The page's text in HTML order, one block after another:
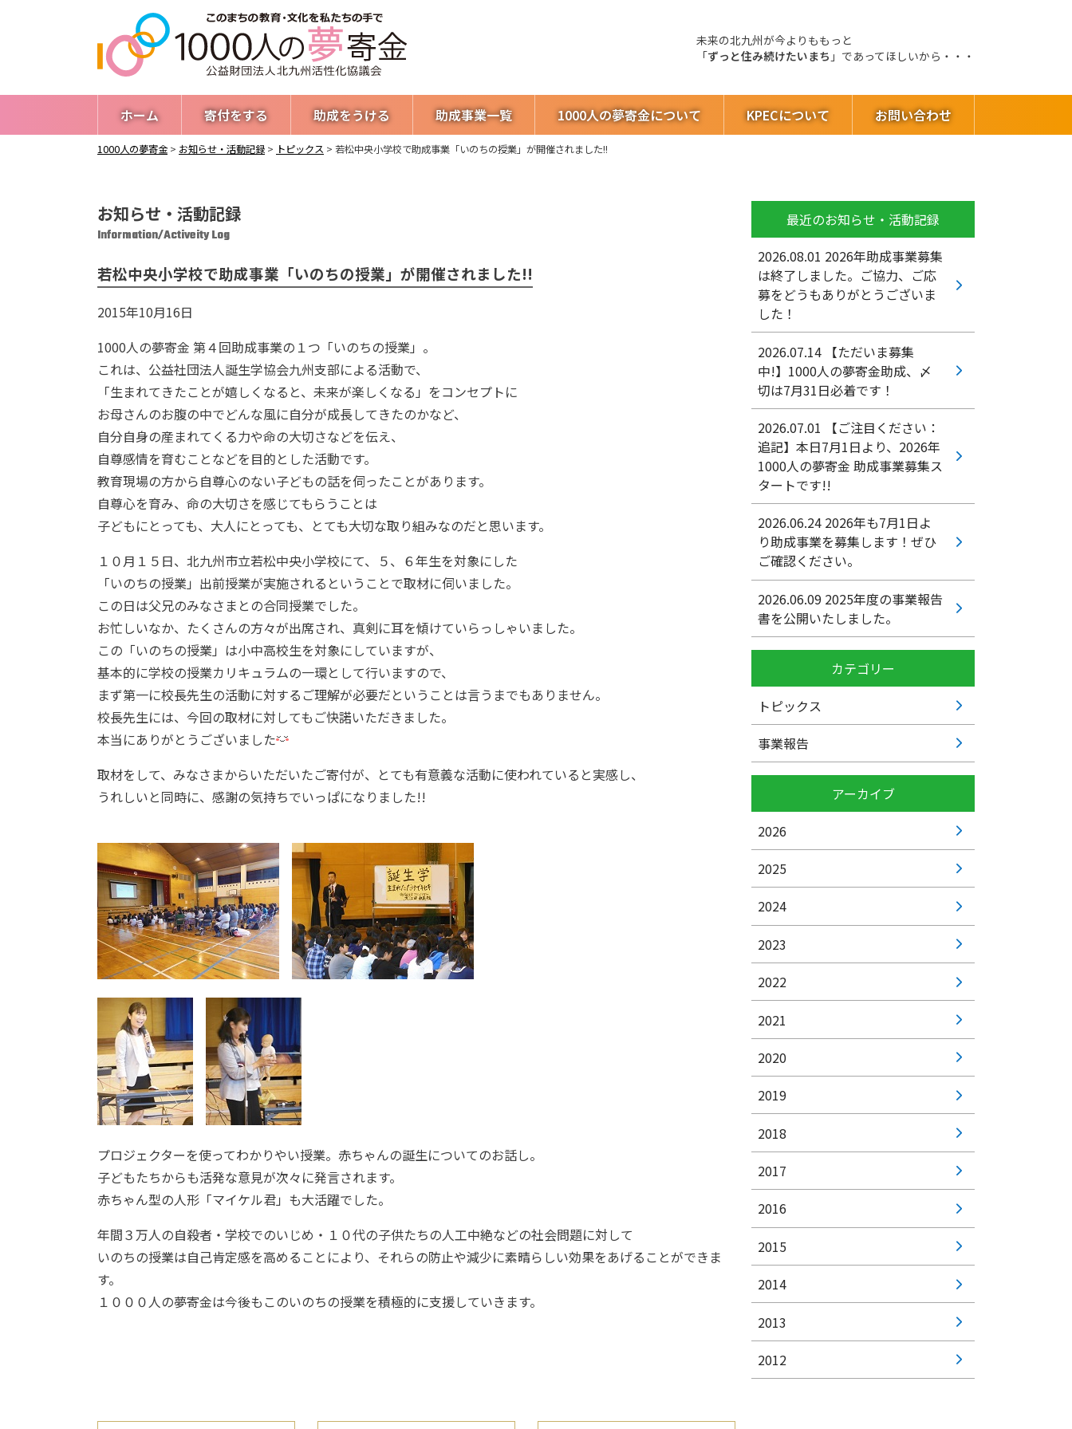
未来の北九州が今よりももっと
「ずっと住み続けたいまち 」であってほしいから・・・
ホーム 寄付をする 助成をうける 助成事業一覧 1000人の夢寄金について KPECについて お問い合わせ
1000人の夢寄金 > お知らせ・活動記録 > トピックス > 若松中央小学校で助成事業「いのちの授業」が開催されました!!
お知らせ・活動記録
Information/Activeity Log
若松中央小学校で助成事業「いのちの授業」が開催されました!!
2015年10月16日
1000人の夢寄金 第４回助成事業の１つ「いのちの授業」。
これは、公益社団法人誕生学協会九州支部による活動で、
「生まれてきたことが嬉しくなると、未来が楽しくなる」をコンセプトに
お母さんのお腹の中でどんな風に自分が成長してきたのかなど、
自分自身の産まれてくる力や命の大切さなどを伝え、
自尊感情を育むことなどを目的とした活動です。
教育現場の方から自尊心のない子どもの話を伺ったことがあります。
自尊心を育み、命の大切さを感じてもらうことは
子どもにとっても、大人にとっても、とても大切な取り組みなのだと思います。
１０月１５日、北九州市立若松中央小学校にて、５、６年生を対象にした
「いのちの授業」出前授業が実施されるということで取材に伺いました。
この日は父兄のみなさまとの合同授業でした。
お忙しいなか、たくさんの方々が出席され、真剣に耳を傾けていらっしゃいました。
この「いのちの授業」は小中高校生を対象にしていますが、
基本的に学校の授業カリキュラムの一環として行いますので、
まず第一に校長先生の活動に対するご理解が必要だということは言うまでもありません。
校長先生には、今回の取材に対してもご快諾いただきました。
本当にありがとうございました
取材をして、みなさまからいただいたご寄付が、とても有意義な活動に使われていると実感し、
うれしいと同時に、感謝の気持ちでいっぱになりました!!
プロジェクターを使ってわかりやい授業。赤ちゃんの誕生についてのお話し。
子どもたちからも活発な意見が次々に発言されます。
赤ちゃん型の人形「マイケル君」も大活躍でした。
年間３万人の自殺者・学校でのいじめ・１０代の子供たちの人工中絶などの社会問題に対して
いのちの授業は自己肯定感を高めることにより、それらの防止や減少に素晴らしい効果をあげることができま
す。
１０００人の夢寄金は今後もこのいのちの授業を積極的に支援していきます。
最近のお知らせ・活動記録
2026.08.01 2026年助成事業募集
は終了しました。ご協力、ご応
募をどうもありがとうございま
した！
2026.07.14 【ただいま募集
中!】1000人の夢寄金助成、〆
切は7月31日必着です！
2026.07.01 【ご注目ください：
追記】本日7月1日より、2026年
1000人の夢寄金 助成事業募集ス
タートです!!
2026.06.24 2026年も7月1日よ
り助成事業を募集します！ぜひ
ご確認ください。
2026.06.09 2025年度の事業報告
書を公開いたしました。
カテゴリー
トピックス
事業報告
アーカイブ
2026
2025
2024
2023
2022
2021
2020
2019
2018
2017
2016
2015
2014
2013
2012